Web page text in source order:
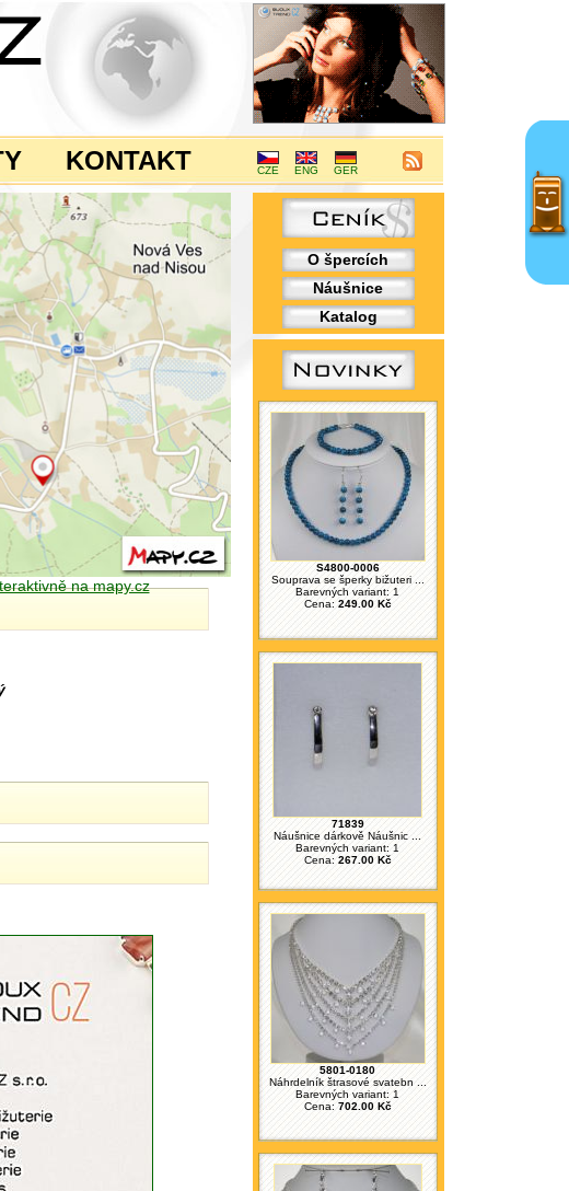
CZE ENG GER
KONTAKT
O špercích
Náušnice
Katalog
S4800-0006
Souprava se šperky bižuteri ...
Barevných variant: 1
Cena: 249.00 Kč
71839
Náušnice dárkově Náušnic ...
Barevných variant: 1
Cena: 267.00 Kč
5801-0180
Náhrdelník štrasové svatebn ...
Barevných variant: 1
Cena: 702.00 Kč
na mapy.cz